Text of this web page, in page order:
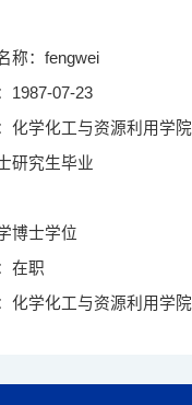
称：fengwei
1987-07-23
化学化工与资源利用学院
研究生毕业
博士学位
在职
化学化工与资源利用学院